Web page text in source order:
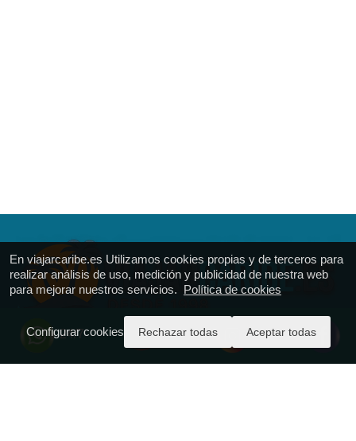
24/7
En viajarcaribe.es Utilizamos cookies propias y de terceros para
realizar análisis de uso, medición y publicidad de nuestra web
para mejorar nuestros servicios. Política de cookies
Configurar cookies Rechazar todas Aceptar todas